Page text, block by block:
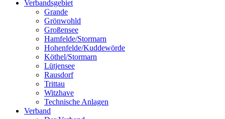
Verbandsgebiet
Grande
Grönwohld
Großensee
Hamfelde/Stormarn
Hohenfelde/Kuddewörde
Köthel/Stormarn
Lütjensee
Rausdorf
Trittau
Witzhave
Technische Anlagen
Verband